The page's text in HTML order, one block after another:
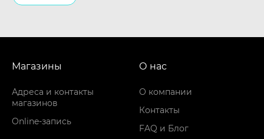
Магазины
Адреса и контакты
магазинов
Online-запись
О нас
О компании
Контакты
FAQ и Блог